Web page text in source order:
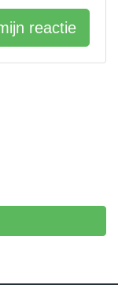
reactie